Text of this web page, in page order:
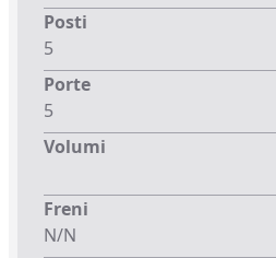
Posti
5
Porte
5
Volumi
Freni
N/N